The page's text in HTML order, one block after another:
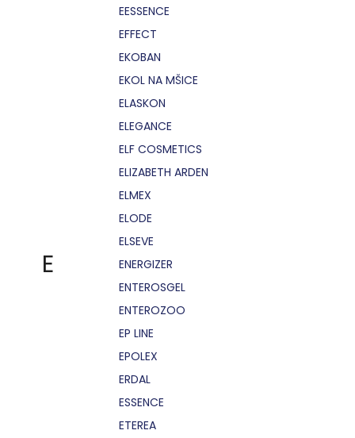
E
EESSENCE
EFFECT
EKOBAN
EKOL NA MŠICE
ELASKON
ELEGANCE
ELF COSMETICS
ELIZABETH ARDEN
ELMEX
ELODE
ELSEVE
ENERGIZER
ENTEROSGEL
ENTEROZOO
EP LINE
EPOLEX
ERDAL
ESSENCE
ETEREA